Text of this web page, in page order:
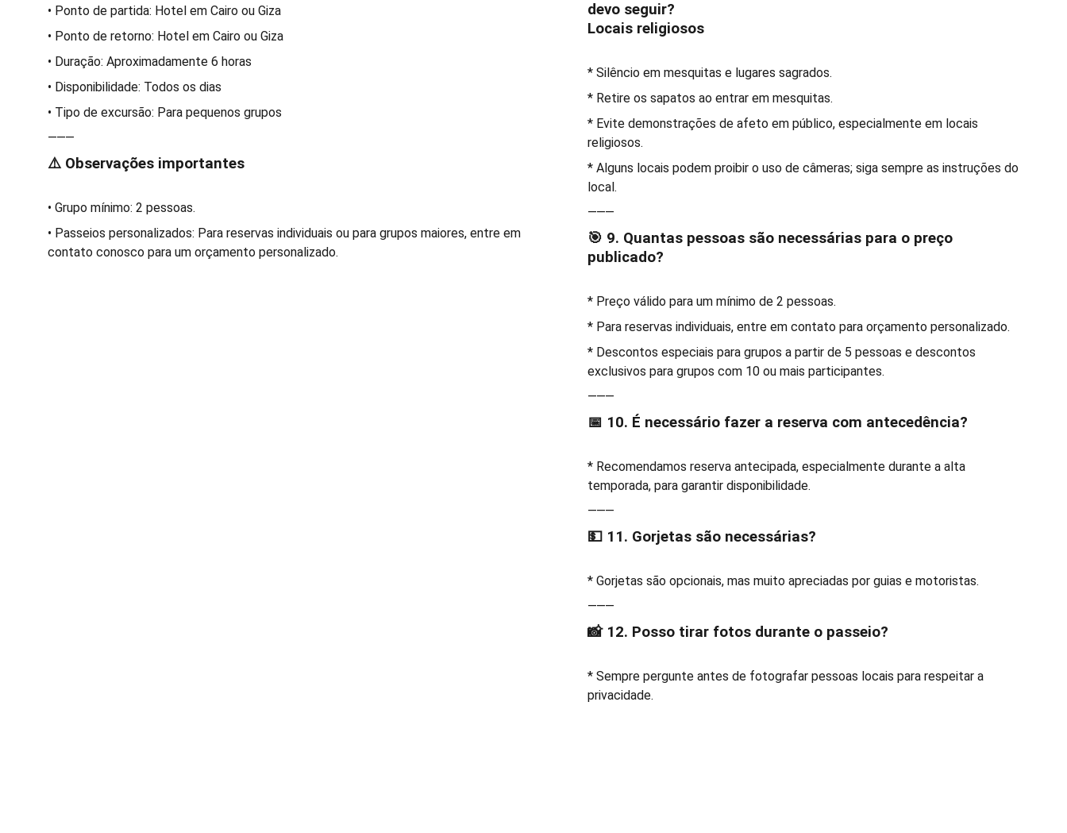
• Ponto de partida: Hotel em Cairo ou Giza
• Ponto de retorno: Hotel em Cairo ou Giza
• Duração: Aproximadamente 6 horas
• Disponibilidade: Todos os dias
• Tipo de excursão: Para pequenos grupos
⸻
⚠️ Observações importantes
• Grupo mínimo: 2 pessoas.
• Passeios personalizados: Para reservas individuais ou para grupos maiores, entre em
contato conosco para um orçamento personalizado.
devo seguir?
Locais religiosos
* Silêncio em mesquitas e lugares sagrados.
* Retire os sapatos ao entrar em mesquitas.
* Evite demonstrações de afeto em público, especialmente em locais
religiosos.
* Alguns locais podem proibir o uso de câmeras; siga sempre as instruções do
local.
⸻
🎯 9. Quantas pessoas são necessárias para o preço
publicado?
* Preço válido para um mínimo de 2 pessoas.
* Para reservas individuais, entre em contato para orçamento personalizado.
* Descontos especiais para grupos a partir de 5 pessoas e descontos
exclusivos para grupos com 10 ou mais participantes.
⸻
📅 10. É necessário fazer a reserva com antecedência?
* Recomendamos reserva antecipada, especialmente durante a alta
temporada, para garantir disponibilidade.
⸻
💵 11. Gorjetas são necessárias?
* Gorjetas são opcionais, mas muito apreciadas por guias e motoristas.
⸻
📸 12. Posso tirar fotos durante o passeio?
* Sempre pergunte antes de fotografar pessoas locais para respeitar a
privacidade.